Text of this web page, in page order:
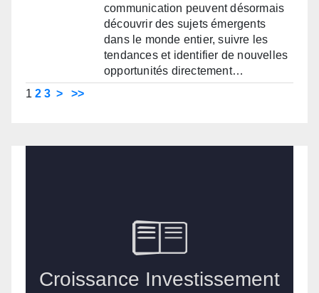
communication peuvent désormais
découvrir des sujets émergents
dans le monde entier, suivre les
tendances et identifier de nouvelles
opportunités directement…
1 2 3 > >>